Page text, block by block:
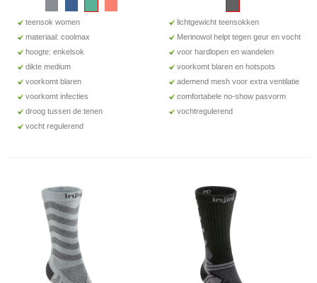
teensok women
materiaal: coolmax
hoogte: enkelsok
dikte medium
voorkomt blaren
voorkomt infecties
droog tussen de tenen
vocht regulerend
lichtgewicht teensokken
Merinowol helpt tegen geur en vocht
voor hardlopen en wandelen
voorkomt blaren en hotspots
ademend mesh voor extra ventilatie
comfortabele no-show pasvorm
vochtregulerend